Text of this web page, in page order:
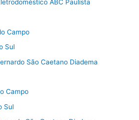
ABC Paulista
Campo
Sul
São Caetano Diadema
Campo
Sul